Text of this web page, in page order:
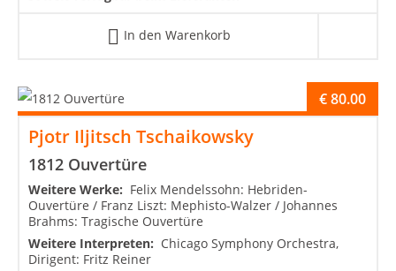
In den Warenkorb
Pjotr Iljitsch Tschaikowsky
1812 Ouvertüre
€80.00
Weitere Werke: Felix Mendelssohn: Hebriden-
Ouvertüre / Franz Liszt: Mephisto-Walzer / Johannes
Brahms: Tragische Ouvertüre
Weitere Interpreten: Chicago Symphony Orchestra,
Dirigent: Fritz Reiner